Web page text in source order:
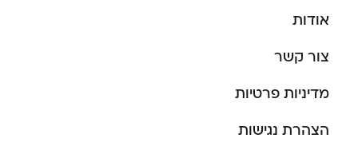
אודות
צור קשר
מדיניות פרטיות
הצהרת נגישות